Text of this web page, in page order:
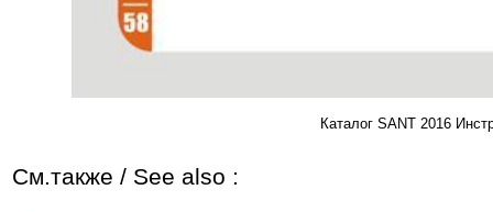
Каталог SANT 2016
См.также / See also :